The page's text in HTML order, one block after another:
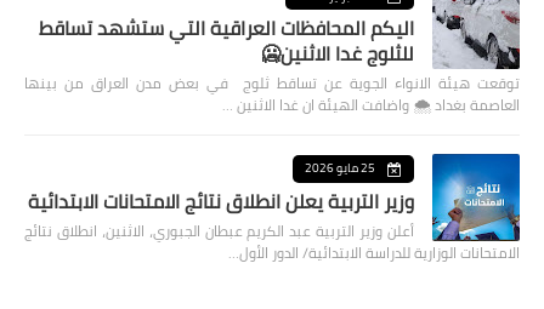
اليكم المحافظات العراقية التي ستشهد تساقط
للثلوج غدا الاثنين🥶
توقعت هيئة الانواء الجوية عن تساقط ثلوج في بعض مدن العراق من بينها
العاصمة بغداد ⁦🌨️⁩ واضافت الهيئة ان غدا الاثنين …
25 مايو 2026
وزير التربية يعلن انطلاق نتائج الامتحانات الابتدائية
أعلن وزير التربية عبد الكريم عبطان الجبوري، الاثنين، انطلاق نتائج
الامتحانات الوزارية للدراسة الابتدائية/ الدور الأول…